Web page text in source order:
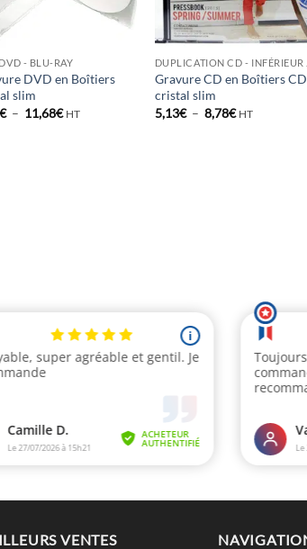
- BLU-RAY
DVD en Boîtiers
slim
– 11,68€Plage
HT
Gravure CD en Boîtiers CD
cristal slim
5,13€ – 8,78€Plage
HT
VENTES